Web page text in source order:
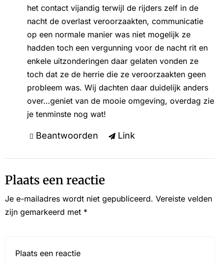
het contact vijandig terwijl de rijders zelf in de
nacht de overlast veroorzaakten, communicatie
op een normale manier was niet mogelijk ze
hadden toch een vergunning voor de nacht rit en
enkele uitzonderingen daar gelaten vonden ze
toch dat ze de herrie die ze veroorzaakten geen
probleem was. Wij dachten daar duidelijk anders
over…geniet van de mooie omgeving, overdag zie
je tenminste nog wat!
Beantwoorden Link
Plaats een reactie
Je e-mailadres wordt niet gepubliceerd. Vereiste velden
zijn gemarkeerd met *